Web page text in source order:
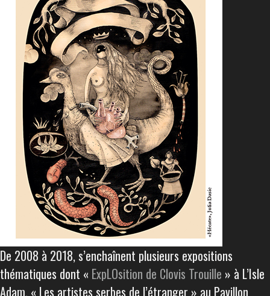
De 2008 à 2018, s’enchaînent plusieurs expositions
thématiques dont « ExpLOsition de Clovis Trouille » à L’Isle
Adam, « Les artistes serbes de l’étranger » au Pavillon